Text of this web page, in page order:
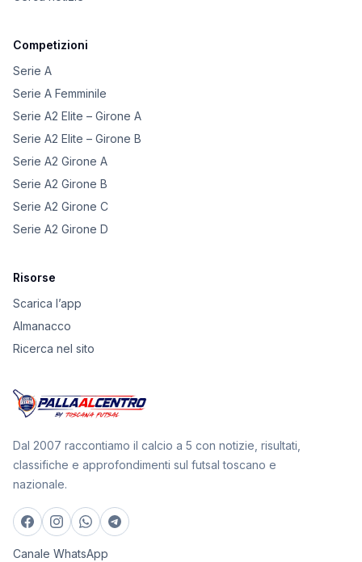
Competizioni
Serie A
Serie A Femminile
Serie A2 Elite – Girone A
Serie A2 Elite – Girone B
Serie A2 Girone A
Serie A2 Girone B
Serie A2 Girone C
Serie A2 Girone D
Risorse
Scarica l’app
Almanacco
Ricerca nel sito
Dal 2007 raccontiamo il calcio a 5 con notizie, risultati,
classifiche e approfondimenti sul futsal toscano e
nazionale.
Canale WhatsApp